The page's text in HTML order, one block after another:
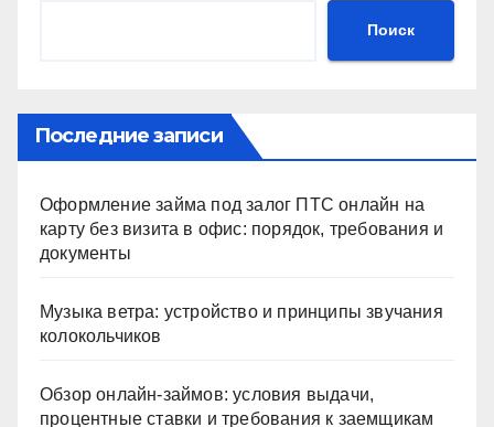
Поиск
Последние записи
Оформление займа под залог ПТС онлайн на
карту без визита в офис: порядок, требования и
документы
Музыка ветра: устройство и принципы звучания
колокольчиков
Обзор онлайн-займов: условия выдачи,
процентные ставки и требования к заемщикам